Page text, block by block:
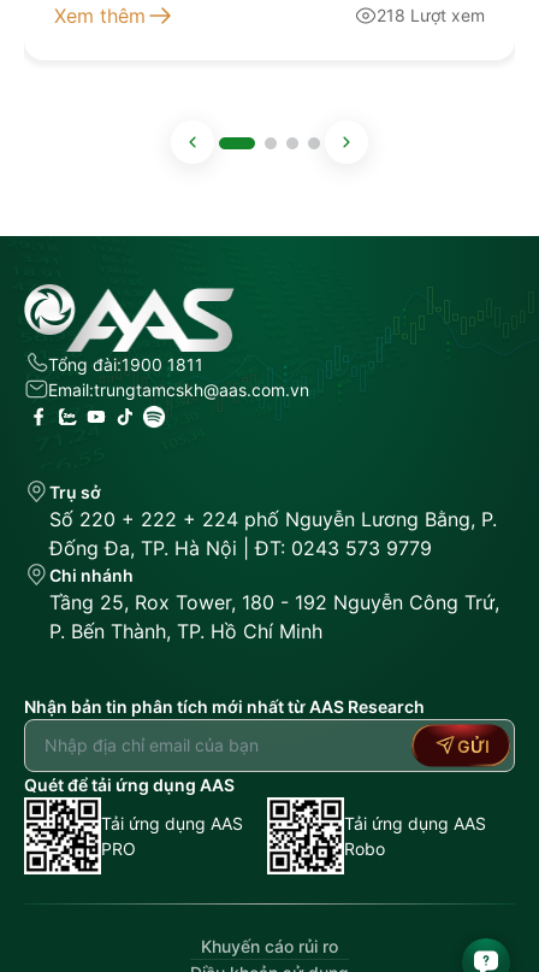
giao dịch 5. Khuyến nghị đầu tư Kính mời quý nhà
Xem thêm 218 Lượt xem
Tổng đài:1900 1811
Email:trungtamcskh@aas.com.vn
Trụ sở
Số 220 + 222 + 224 phố Nguyễn Lương Bằng, P.
Đống Đa, TP. Hà Nội | ĐT: 0243 573 9779
Chi nhánh
Tầng 25, Rox Tower, 180 - 192 Nguyễn Công Trứ,
P. Bến Thành, TP. Hồ Chí Minh
Nhận bản tin phân tích mới nhất từ AAS Research
GỬI
Quét để tải ứng dụng AAS
Tải ứng dụng AAS
PRO
Tải ứng dụng AAS
Robo
Khuyến cáo rủi ro